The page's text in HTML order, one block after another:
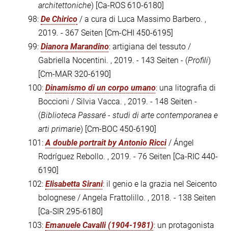
architettoniche) [Ca-ROS 610-6180]
98: De Chirico / a cura di Luca Massimo Barbero. ,
2019. - 367 Seiten [Cm-CHI 450-6195]
99: Dianora Marandino: artigiana del tessuto /
Gabriella Nocentini. , 2019. - 143 Seiten - (Profili)
[Cm-MAR 320-6190]
100: Dinamismo di un corpo umano: una litografia di
Boccioni / Silvia Vacca. , 2019. - 148 Seiten -
(Biblioteca Passaré - studi di arte contemporanea e
arti primarie) [Cm-BOC 450-6190]
101:A double portrait by Antonio Ricci/ Ángel
Rodríguez Rebollo. , 2019. - 76 Seiten [Ca-RIC 440-
6190]
102: Elisabetta Sirani: il genio e la grazia nel Seicento
bolognese / Angela Frattolillo. , 2018. - 138 Seiten
[Ca-SIR 295-6180]
103: Emanuele Cavalli (1904-1981): un protagonista